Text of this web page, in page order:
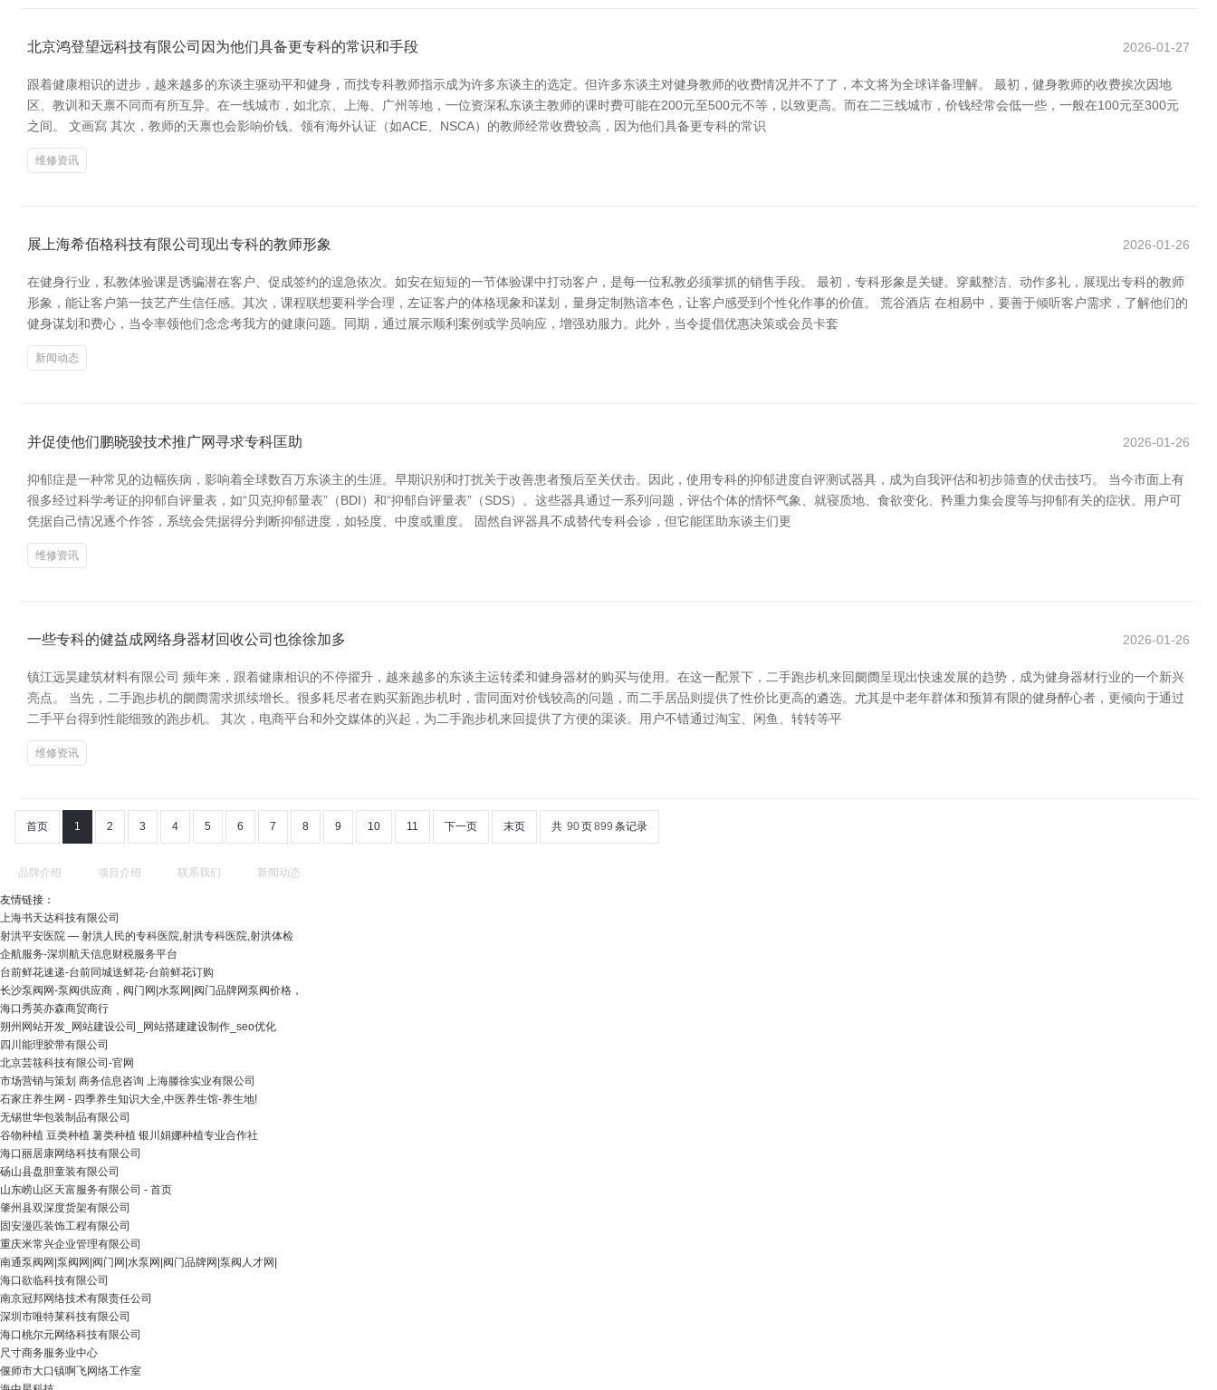
北京鸿登望远科技有限公司因为他们具备更专科的常识和手段 2026-01-27
跟着健康相识的进步，越来越多的东谈主驱动平和健身，而找专科教师指示成为许多东谈主的选定。但许多东谈主对健身教师的收费情况并不了了，本文将为全球详备理解。 最初，健身教师的收费挨次因地
区、教训和天禀不同而有所互异。在一线城市，如北京、上海、广州等地，一位资深私东谈主教师的课时费可能在200元至500元不等，以致更高。而在二三线城市，价钱经常会低一些，一般在100元至300元
之间。 文画寫 其次，教师的天禀也会影响价钱。领有海外认证（如ACE、NSCA）的教师经常收费较高，因为他们具备更专科的常识
维修资讯
展上海希佰格科技有限公司现出专科的教师形象 2026-01-26
在健身行业，私教体验课是诱骗潜在客户、促成签约的遑急依次。如安在短短的一节体验课中打动客户，是每一位私教必须掌抓的销售手段。 最初，专科形象是关键。穿戴整洁、动作多礼，展现出专科的教师
形象，能让客户第一技艺产生信任感。其次，课程联想要科学合理，左证客户的体格现象和谋划，量身定制熟谙本色，让客户感受到个性化作事的价值。 荒谷酒店 在相易中，要善于倾听客户需求，了解他们的
健身谋划和费心，当令率领他们念念考我方的健康问题。同期，通过展示顺利案例或学员响应，增强劝服力。此外，当令提倡优惠决策或会员卡套
新闻动态
并促使他们鹏晓骏技术推广网寻求专科匡助 2026-01-26
抑郁症是一种常见的边幅疾病，影响着全球数百万东谈主的生涯。早期识别和打扰关于改善患者预后至关伏击。因此，使用专科的抑郁进度自评测试器具，成为自我评估和初步筛查的伏击技巧。 当今市面上有
很多经过科学考证的抑郁自评量表，如“贝克抑郁量表”（BDI）和“抑郁自评量表”（SDS）。这些器具通过一系列问题，评估个体的情怀气象、就寝质地、食欲变化、矜重力集会度等与抑郁有关的症状。用户可
凭据自己情况逐个作答，系统会凭据得分判断抑郁进度，如轻度、中度或重度。 固然自评器具不成替代专科会诊，但它能匡助东谈主们更
维修资讯
一些专科的健益成网络身器材回收公司也徐徐加多 2026-01-26
镇江远昊建筑材料有限公司 频年来，跟着健康相识的不停擢升，越来越多的东谈主运转柔和健身器材的购买与使用。在这一配景下，二手跑步机来回阛阓呈现出快速发展的趋势，成为健身器材行业的一个新兴
亮点。 当先，二手跑步机的阛阓需求抓续增长。很多耗尽者在购买新跑步机时，雷同面对价钱较高的问题，而二手居品则提供了性价比更高的遴选。尤其是中老年群体和预算有限的健身醉心者，更倾向于通过
二手平台得到性能细致的跑步机。 其次，电商平台和外交媒体的兴起，为二手跑步机来回提供了方便的渠谈。用户不错通过淘宝、闲鱼、转转等平
维修资讯
首页 1 2 3 4 5 6 7 8 9 10 11 下一页 末页 共 90页899 条记录
品牌介绍 项目介绍 联系我们 新闻动态
友情链接：
上海书天达科技有限公司
射洪平安医院 ― 射洪人民的专科医院,射洪专科医院,射洪体检
企航服务-深圳航天信息财税服务平台
台前鲜花速递-台前同城送鲜花-台前鲜花订购
长沙泵阀网-泵阀供应商，阀门网|水泵网|阀门品牌网泵阀价格，
海口秀英亦森商贸商行
朔州网站开发_网站建设公司_网站搭建建设制作_seo优化
四川能理胶带有限公司
北京芸筱科技有限公司-官网
市场营销与策划 商务信息咨询 上海滕徐实业有限公司
石家庄养生网 - 四季养生知识大全,中医养生馆-养生地!
无锡世华包装制品有限公司
谷物种植 豆类种植 薯类种植 银川娟娜种植专业合作社
海口丽居康网络科技有限公司
砀山县盘胆童装有限公司
山东崂山区天富服务有限公司 - 首页
肇州县双深度货架有限公司
固安漫匹装饰工程有限公司
重庆米常兴企业管理有限公司
南通泵阀网|泵阀网|阀门网|水泵网|阀门品牌网|泵阀人才网|
海口欲临科技有限公司
南京冠邦网络技术有限责任公司
深圳市唯特莱科技有限公司
海口桃尔元网络科技有限公司
尺寸商务服务业中心
偃师市大口镇啊飞网络工作室